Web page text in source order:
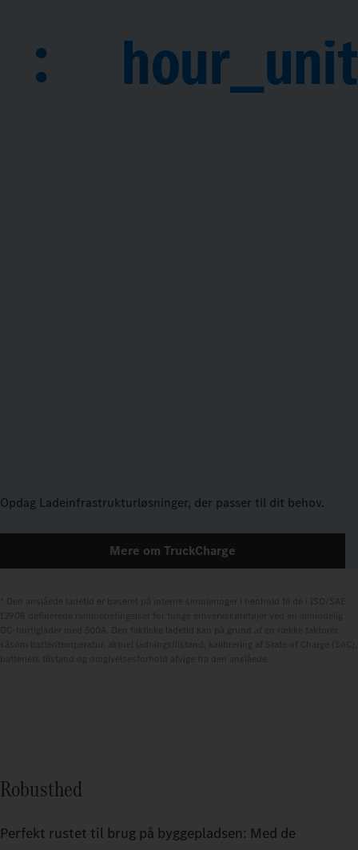
: hour_unit
Opdag Ladeinfrastrukturløsninger, der passer til dit behov.
Mere om TruckCharge
Robusthed
Perfekt rustet til brug på byggepladsen: Med de